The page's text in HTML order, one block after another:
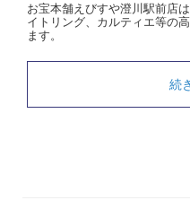
お宝本舗えびすや澄川駅前店
イトリング、カルティエ等の
ます。
続